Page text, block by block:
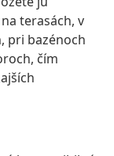
terasách, v
pri bazénoch
čím